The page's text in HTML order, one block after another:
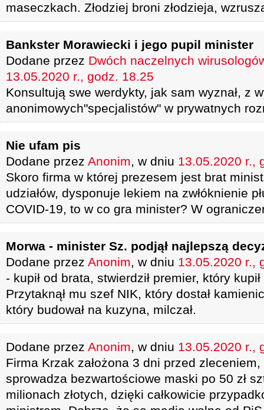
maseczkach. Złodziej broni złodzieja,
Bankster Morawiecki i jego pupil minister
Dodane przez Dwóch naczelnych
13.05.2020 r., godz. 18.25
Konsultują swe werdykty, jak sam wyznał, z
anonimowych"specjalistów" w prywatnych
Nie ufam pis
Dodane przez Anonim, w dniu 13.05.2020 r.,
Skoro firma w której prezesem jest brat
udziałów, dysponuje lekiem na zwłóknienie
COVID-19, to w co gra minister? W
Morwa - minister Sz. podjął najlepszą
Dodane przez Anonim, w dniu 13.05.2020 r.,
- kupił od brata, stwierdził premier, który
Przytaknął mu szef NIK, który dostał
który budował na kuzyna, milczał.
Dodane przez Anonim, w dniu 13.05.2020 r.,
Firma Krzak założona 3 dni przed
sprowadza bezwartościowe maski po 50 zł
milionach złotych, dzięki całkowicie